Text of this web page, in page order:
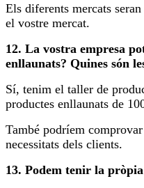
Els diferents mercats
el vostre mercat.
12. La vostra empresa
enllaunats? Quines són
Sí, tenim el taller de
productes enllaunats de
També podríem
necessitats dels clients.
13. Podem tenir la